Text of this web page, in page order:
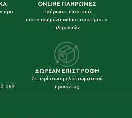
προ
ONLINE ΠΛΗΡΩΜΕΣ
Πλήρωσε μέσα από
πιστοποιημένα online συστήματα
πληρωμών
059
ΔΩΡΕΑΝ ΕΠΙΣΤΡΟΦΗ
Σε περίπτωση ελαττωματικού
προϊόντος